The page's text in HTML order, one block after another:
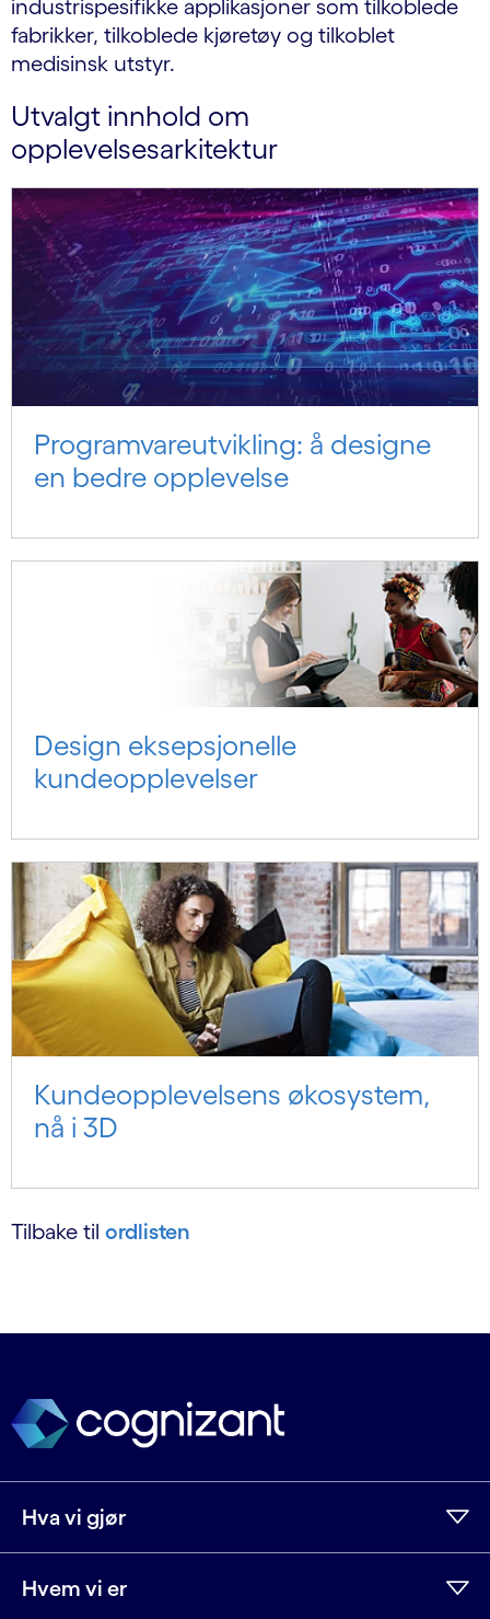
industrispesifikke applikasjoner som tilkoblede
fabrikker, tilkoblede kjøretøy og tilkoblet
medisinsk utstyr.
Utvalgt innhold om
opplevelsesarkitektur
Programvareutvikling: å designe
en bedre opplevelse
Design eksepsjonelle
kundeopplevelser
Kundeopplevelsens økosystem,
nå i 3D
Tilbake til ordlisten
Hva vi gjør
Hvem vi er